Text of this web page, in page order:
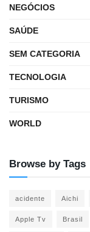
NEGÓCIOS
SAÚDE
SEM CATEGORIA
TECNOLOGIA
TURISMO
WORLD
Browse by Tags
acidente Aichi
Apple Tv Brasil